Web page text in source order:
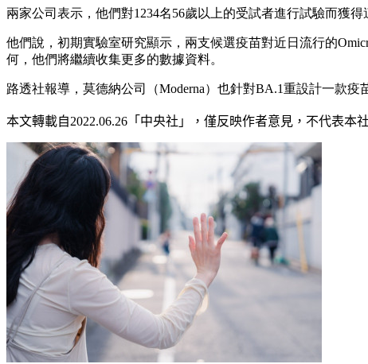
兩家公司表示，他們對1234名56歲以上的受試者進行試驗而獲
他們說，初期實驗室研究顯示，兩支候選疫苗對近日流行的
何，他們將繼續收集更多的數據資料。
路透社報導，莫德納公司（Moderna）也針對BA.1重設計一款
本文轉載自2022.06.26 「中央社」 ，僅反映作者意見，不代表本